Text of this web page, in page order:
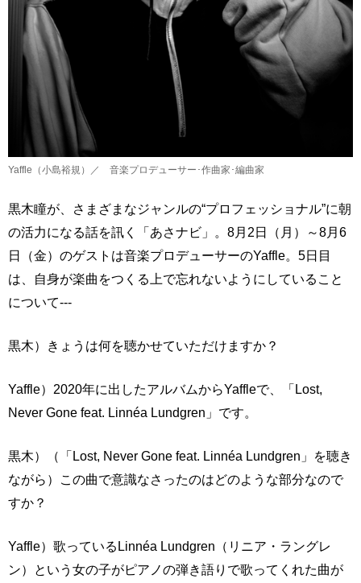
Yaffle（小島裕規）／ 音楽プロデューサー･作曲家･編曲家
黒木瞳が、さまざまなジャンルの“プロフェッショナル”に朝
の活力になる話を訊く「あさナビ」。8月2日（月）～8月6
日（金）のゲストは音楽プロデューサーのYaffle。5日目
は、自身が楽曲をつくる上で忘れないようにしていること
について---
黒木）きょうは何を聴かせていただけますか？
Yaffle）2020年に出したアルバムからYaffleで、「Lost,
Never Gone feat. Linnéa Lundgren」です。
黒木）（「Lost, Never Gone feat. Linnéa Lundgren」を聴き
ながら）この曲で意識なさったのはどのような部分なので
すか？
Yaffle）歌っているLinnéa Lundgren（リニア・ラングレ
ン）という女の子がピアノの弾き語りで歌ってくれた曲が